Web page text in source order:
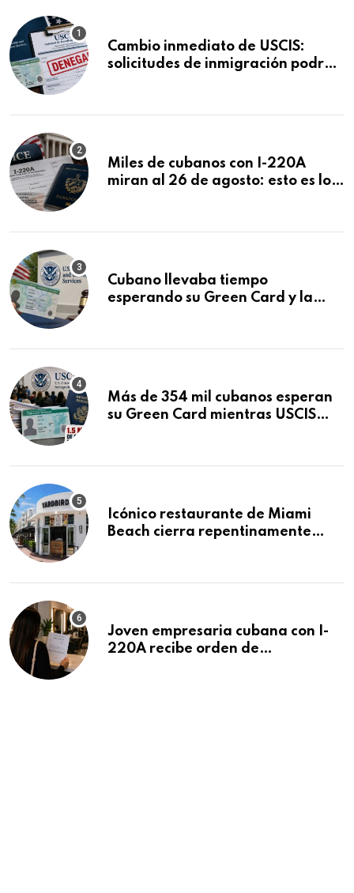
Cambio inmediato de USCIS:
solicitudes de inmigración podrán
Miles de cubanos con I-220A
miran al 26 de agosto: esto es lo
Cubano llevaba tiempo
esperando su Green Card y la
Más de 354 mil cubanos esperan
su Green Card mientras USCIS
Icónico restaurante de Miami
Beach cierra repentinamente
Joven empresaria cubana con I-
220A recibe orden de